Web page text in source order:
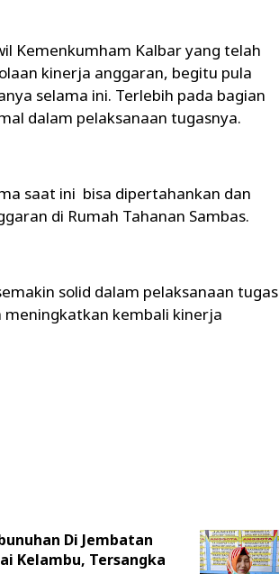
Kemenkumham Kalbar yang telah
kinerja anggaran, begitu pula
selama ini. Terlebih pada bagian
dalam pelaksanaan tugasnya.
saat ini bisa dipertahankan dan
di Rumah Tahanan Sambas.
solid dalam pelaksanaan tugas
kembali kinerja
Di Jembatan
Kelambu, Tersangka